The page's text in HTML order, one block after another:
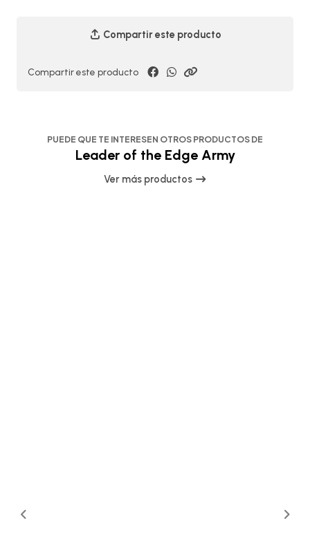
Compartir este producto
Compartir este producto
PUEDE QUE TE INTERESEN OTROS PRODUCTOS DE
Leader of the Edge Army
Ver más productos